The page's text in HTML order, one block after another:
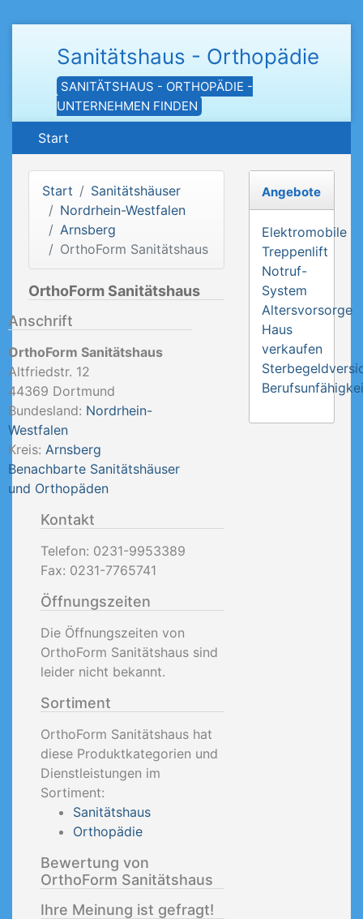
Sanitätshaus - Orthopädie
SANITÄTSHAUS - ORTHOPÄDIE -
UNTERNEHMEN FINDEN
Start
Start
Sanitätshäuser
Nordrhein-Westfalen
Arnsberg
OrthoForm Sanitätshaus
OrthoForm Sanitätshaus
Anschrift
OrthoForm Sanitätshaus
Altfriedstr. 12
44369 Dortmund
Bundesland: Nordrhein-
Westfalen
Kreis: Arnsberg
Benachbarte Sanitätshäuser
und Orthopäden
Kontakt
Telefon: 0231-9953389
Fax: 0231-7765741
Öffnungszeiten
Die Öffnungszeiten von
OrthoForm Sanitätshaus sind
leider nicht bekannt.
Sortiment
OrthoForm Sanitätshaus hat
diese Produktkategorien und
Dienstleistungen im
Sortiment:
Sanitätshaus
Orthopädie
Bewertung von
OrthoForm Sanitätshaus
Ihre Meinung ist gefragt!
Angebote
Elektromobile
Treppenlift
Notruf-
System
Altersvorsorge
Haus
verkaufen